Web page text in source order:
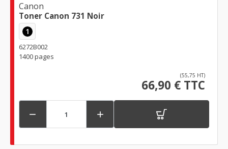
Canon
Toner Canon 731 Noir
1
6272B002
1400 pages
(55,75 HT)
66,90 € TTC
 